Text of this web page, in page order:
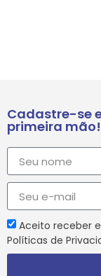
Cadastre-se
primeira mão!
Aceito receber
Políticas de